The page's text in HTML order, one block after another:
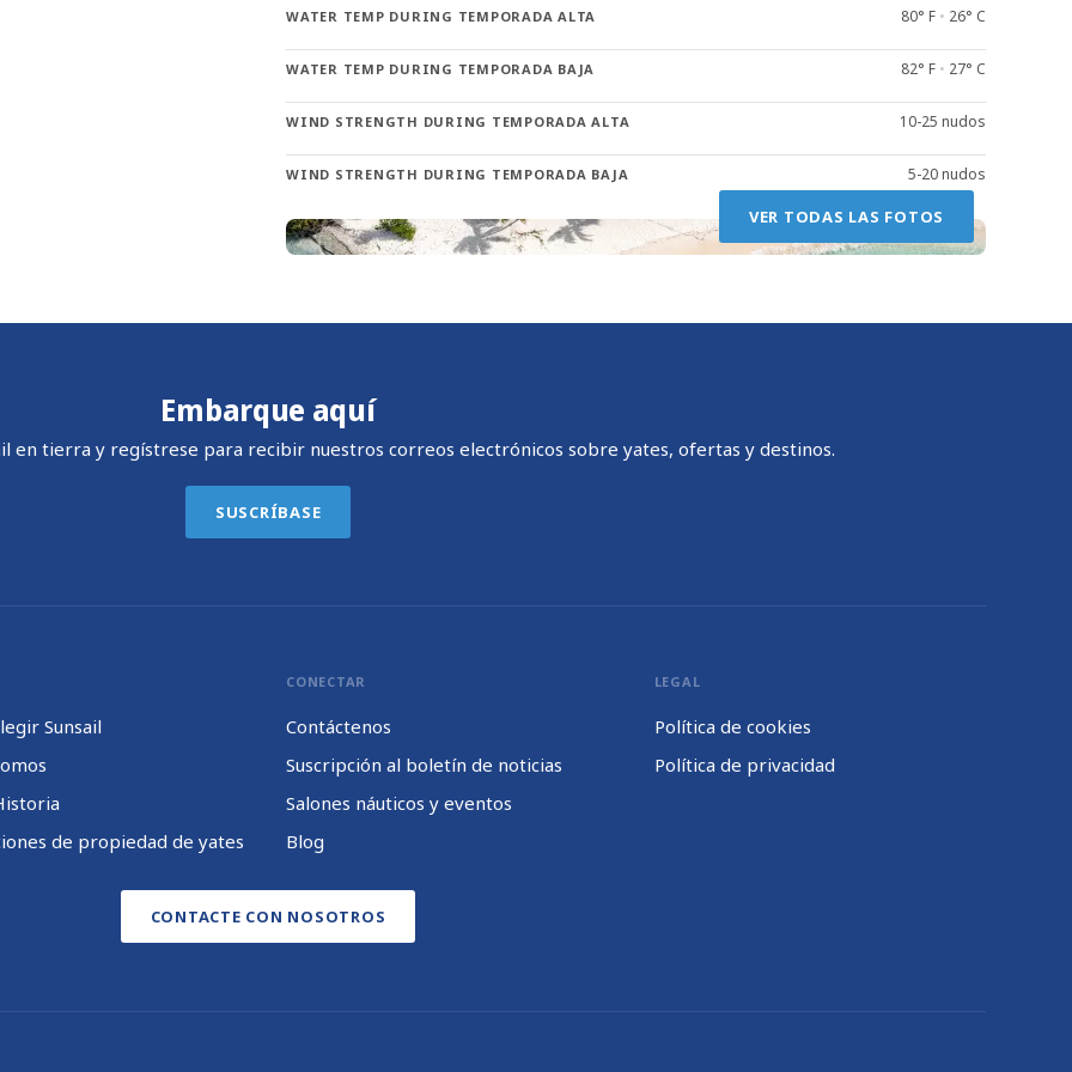
cultura, las maravillas naturales y las infinitas oportunidades de navegación de la isla.
WATER TEMP DURING TEMPORADA ALTA 80° F • 26° C
WATER TEMP DURING TEMPORADA BAJA 82° F • 27° C
WIND STRENGTH DURING TEMPORADA ALTA 10-25 nudos
WIND STRENGTH DURING TEMPORADA BAJA 5-20 nudos
VER TODAS LAS FOTOS
Embarque aquí
en tierra y regístrese para recibir nuestros correos electrónicos sobre yates, ofertas y destinos.
SUSCRÍBASE
Sunsail
de propiedad de yates
CONECTAR
Contáctenos
Suscripción al boletín de noticias
Salones náuticos y eventos
Blog
LEGAL
Política de cookies
Política de privacidad
CONTACTE CON NOSOTROS